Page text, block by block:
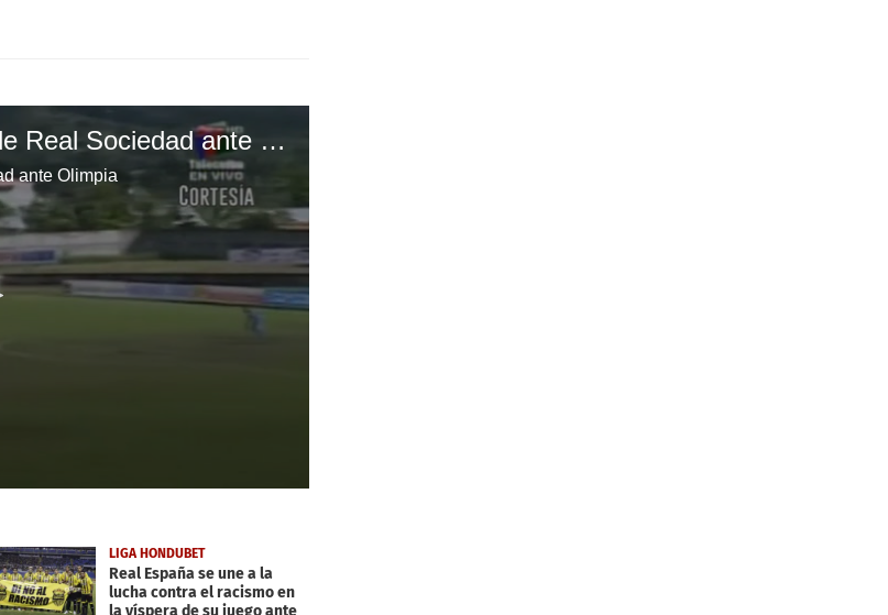
Rony Martínez anota el 1 - 0 de Real Sociedad ante Olimpia
ante Olimpia
LIGA HONDUBET
Real España se une a la
lucha contra el racismo en